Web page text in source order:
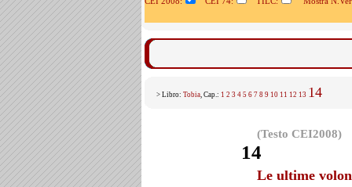
> Libro: Tobia, Cap.: 1 2 3 4 5 6 7 8 9 10 11 12 13 14
(Testo CEI2008)
14
Le ultime